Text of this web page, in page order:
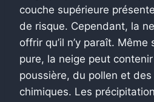
couche supérieure
de risque. Cependant, la
offrir qu’il n’y paraît.
pure, la neige peut
poussière, du pollen et
chimiques. Les